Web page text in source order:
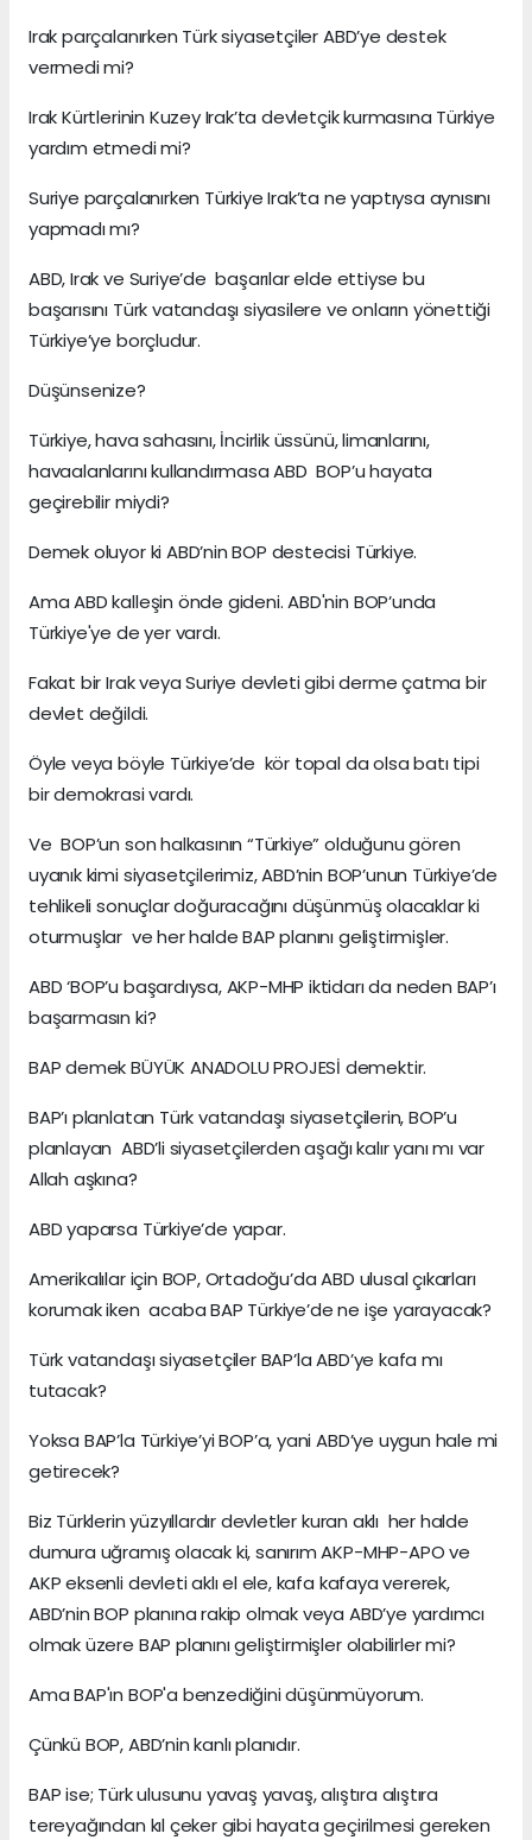
Irak parçalanırken Türk siyasetçiler ABD’ye destek
vermedi mi?
Irak Kürtlerinin Kuzey Irak’ta devletçik kurmasına Türkiye
yardım etmedi mi?
Suriye parçalanırken Türkiye Irak’ta ne yaptıysa aynısını
yapmadı mı?
ABD, Irak ve Suriye’de başarılar elde ettiyse bu
başarısını Türk vatandaşı siyasilere ve onların yönettiği
Türkiye’ye borçludur.
Düşünsenize?
Türkiye, hava sahasını, İncirlik üssünü, limanlarını,
havaalanlarını kullandırmasa ABD BOP’u hayata
geçirebilir miydi?
Demek oluyor ki ABD’nin BOP destecisi Türkiye.
Ama ABD kalleşin önde gideni. ABD'nin BOP’unda
Türkiye'ye de yer vardı.
Fakat bir Irak veya Suriye devleti gibi derme çatma bir
devlet değildi.
Öyle veya böyle Türkiye’de kör topal da olsa batı tipi
bir demokrasi vardı.
Ve BOP’un son halkasının “Türkiye” olduğunu gören
uyanık kimi siyasetçilerimiz, ABD’nin BOP’unun Türkiye’de
tehlikeli sonuçlar doğuracağını düşünmüş olacaklar ki
oturmuşlar ve her halde BAP planını geliştirmişler.
ABD ‘BOP’u başardıysa, AKP-MHP iktidarı da neden BAP’ı
başarmasın ki?
BAP demek BÜYÜK ANADOLU PROJESİ demektir.
BAP’ı planlatan Türk vatandaşı siyasetçilerin, BOP’u
planlayan ABD’li siyasetçilerden aşağı kalır yanı mı var
Allah aşkına?
ABD yaparsa Türkiye’de yapar.
Amerikalılar için BOP, Ortadoğu’da ABD ulusal çıkarları
korumak iken acaba BAP Türkiye’de ne işe yarayacak?
Türk vatandaşı siyasetçiler BAP’la ABD’ye kafa mı
tutacak?
Yoksa BAP’la Türkiye’yi BOP’a, yani ABD’ye uygun hale mi
getirecek?
Biz Türklerin yüzyıllardır devletler kuran aklı her halde
dumura uğramış olacak ki, sanırım AKP-MHP-APO ve
AKP eksenli devleti aklı el ele, kafa kafaya vererek,
ABD’nin BOP planına rakip olmak veya ABD’ye yardımcı
olmak üzere BAP planını geliştirmişler olabilirler mi?
Ama BAP'ın BOP'a benzediğini düşünmüyorum.
Çünkü BOP, ABD’nin kanlı planıdır.
BAP ise; Türk ulusunu yavaş yavaş, alıştıra alıştıra
tereyağından kıl çeker gibi hayata geçirilmesi gereken